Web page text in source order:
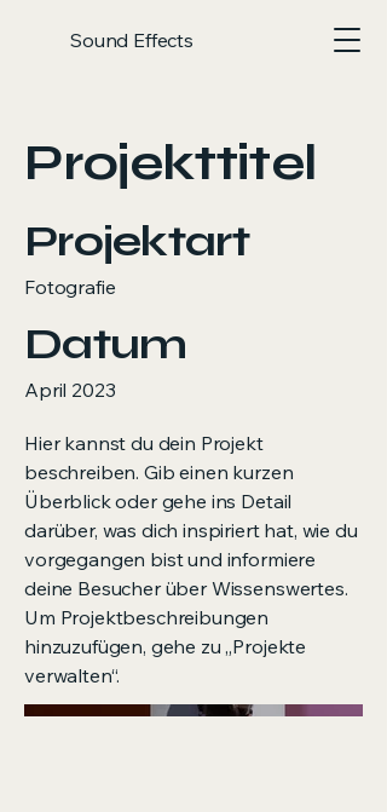
Sound Effects
Projekttitel
Projektart
Fotografie
Datum
April 2023
Hier kannst du dein Projekt
beschreiben. Gib einen kurzen
Überblick oder gehe ins Detail
darüber, was dich inspiriert hat, wie du
vorgegangen bist und informiere
deine Besucher über Wissenswertes.
Um Projektbeschreibungen
hinzuzufügen, gehe zu „Projekte
verwalten“.